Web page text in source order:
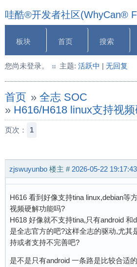
哇酷®开发者社区(WhyCan®
板块 首页 搜索
您尚未登录。 主题: 活跃中 | 无回复
首页 » 全志 SOC
» H616/H618 linux支持视
页次： 1
zjswuyunbo 楼主 # 2026-05-22 19:17:43
H616 看到好像支持tina linux,debian等
视频硬解功能吗?
H618 好像就不支持tina,只有android 和
是全志官方的吧?这样全志的驱动,尤其
持或者支持不完善吧?
是不是只有android 一条路是比较合适